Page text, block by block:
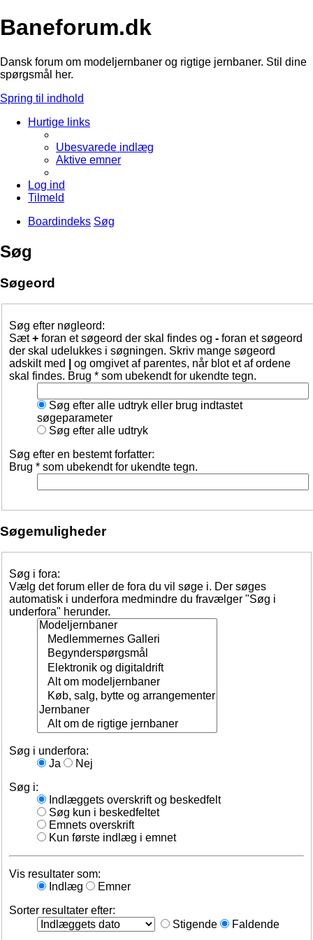
Baneforum.dk
Dansk forum om modeljernbaner og rigtige jernbaner. Stil dine
spørgsmål her.
Spring til indhold
Hurtige links
Ubesvarede indlæg
Aktive emner
Log ind
Tilmeld
Boardindeks Søg
Søg
Søgeord
Søg efter nøgleord:
Sæt+ foran et søgeord der skal findes og - foran et søgeord
der skal udelukkes i søgningen. Skriv mange søgeord
adskilt med
og omgivet af parentes, når blot et af ordene
skal findes. Brug * som ubekendt for ukendte tegn.
Søg efter alle udtryk eller brug indtastet
søgeparameter
Søg efter alle udtryk
Søg efter en bestemt forfatter:
Brug * som ubekendt for ukendte tegn.
Søgemuligheder
Søg i fora:
Vælg det forum eller de fora du vil søge i. Der søges
automatisk i underfora medmindre du fravælger "Søg i
underfora" herunder.
Søg i underfora:
Ja
Nej
Søg i:
Indlæggets overskrift og beskedfelt
Søg kun i beskedfeltet
Emnets overskrift
Kun første indlæg i emnet
Vis resultater som:
Indlæg
Emner
Sorter resultater efter:
Stigende
Faldende